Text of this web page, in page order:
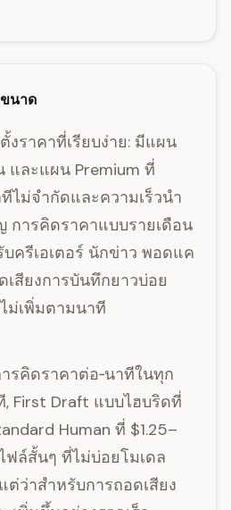
นาด
งราคาที่เรียบง่าย: มีแผน
และแผน Premium ที่
ไม่จำกัดและความเร็วนำ
การคิดราคาแบบรายเดือน
ครีเอเตอร์ นักข่าว พอดแค
สียงการบันทึกยาวบ่อย
ม่เพิ่มตามนาที
รคิดราคาต่อ‑นาทีในทุก
, First Draft แบบไฮบริดที่
Human ที่ $1.25–
ฟล์สั้นๆ ที่ไม่บ่อยโมเดล
ว่าสำหรับการถอดเสียง